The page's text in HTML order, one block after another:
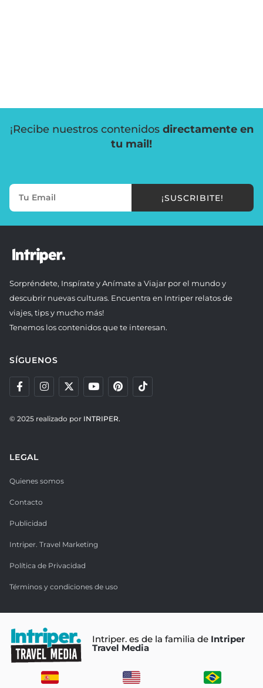
¡Recibe nuestros contenidos directamente en
tu mail!
¡SUSCRIBITE!
Sorpréndete, Inspírate y Anímate a Viajar por el mundo y
descubrir nuevas culturas. Encuentra en Intriper relatos de
viajes, tips y mucho más!
Tenemos los contenidos que te interesan.
SÍGUENOS
© 2025 realizado por INTRIPER.
LEGAL
Quienes somos
Contacto
Publicidad
Intriper. Travel Marketing
Política de Privacidad
Términos y condiciones de uso
Intriper. es de la familia de Intriper
Travel Media